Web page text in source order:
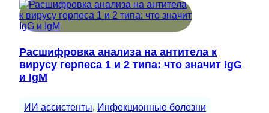
Расшифровка анализа на антитела к
вирусу герпеса 1 и 2 типа: что значит IgG
и IgM
ИИ ассистенты, Инфекционные болезни